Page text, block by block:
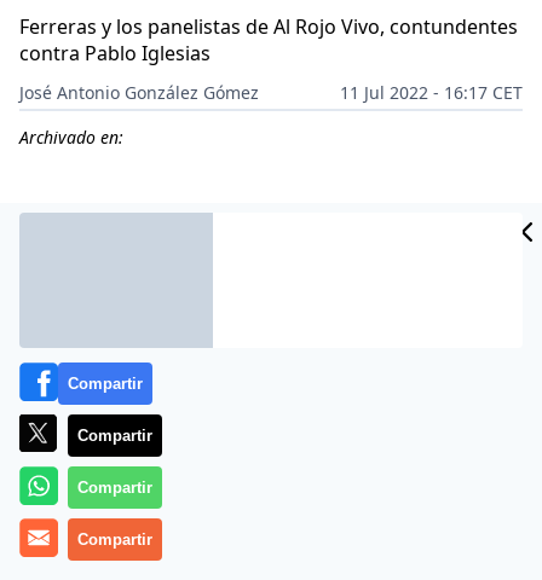
Ferreras y los panelistas de Al Rojo Vivo, contundentes
contra Pablo Iglesias
José Antonio González Gómez
11 Jul 2022 - 16:17 CET
Archivado en:
Más información
Compartir
Compartir
Compartir
Compartir